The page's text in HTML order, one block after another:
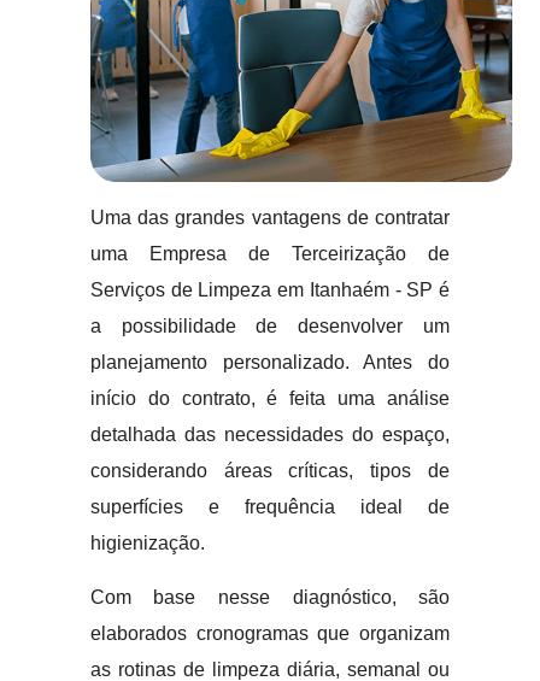
Uma das grandes vantagens de contratar
uma Empresa de Terceirização de
Serviços de Limpeza em Itanhaém - SP é
a possibilidade de desenvolver um
planejamento personalizado. Antes do
início do contrato, é feita uma análise
detalhada das necessidades do espaço,
considerando áreas críticas, tipos de
superfícies e frequência ideal de
higienização.
Com base nesse diagnóstico, são
elaborados cronogramas que organizam
as rotinas de limpeza diária, semanal ou